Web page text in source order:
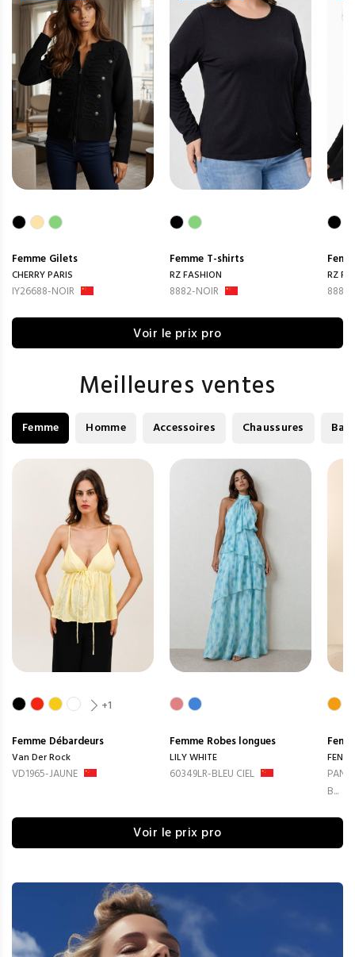
Femme Gilets
CHERRY PARIS
IY26688-NOIR
Femme T-shirts
RZ FASHION
8882-NOIR
RZ
8881-
Voir le prix pro
Meilleures ventes
Femme Homme Accessoires Chaussures
+1
Femme Débardeurs
Van Der Rock
VD1965-JAUNE
Femme Robes longues
LILY WHITE
60349LR-BLEU CIEL
B...
Voir le prix pro